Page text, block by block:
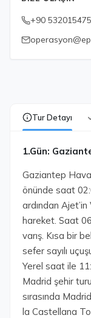
Tur Detayı
1.Gün:
Gaziantep
önünde saat
ardından
hareket. Saat
varış. Kısa bir
sefer sayılı
Yerel saat ile
Madrid şehir
sırasında
la Castellana
+90